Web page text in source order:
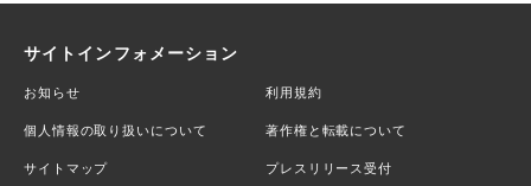
サイトインフォメーション
お知らせ 利用規約
個人情報の取り扱いについて 著作権と転載について
サイトマップ プレスリリース受付